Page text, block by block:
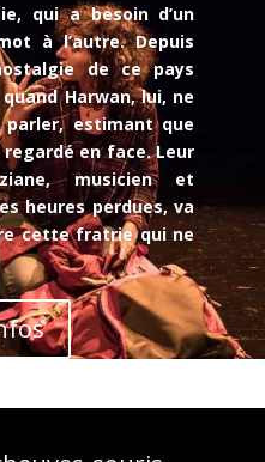
qui a besoin d’un
à l’autre. Depuis
de ce pays
Harwan, lui, ne
estimant que
en face. Leur
musicien et
heures perdues, va
cette fratrie qui ne